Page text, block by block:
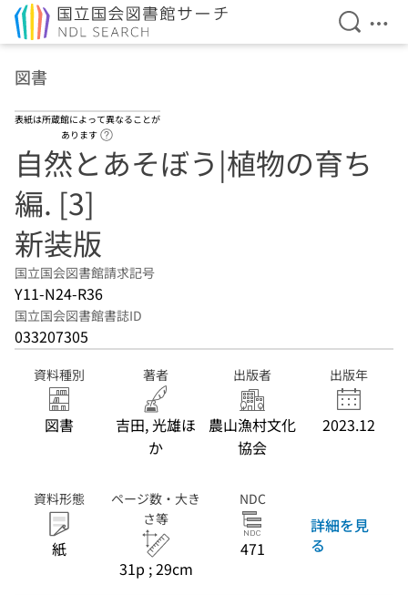
検索を
メ
図書
表紙は所蔵館によって異なることが
あります
自然とあそぼう|植物の育ち
編. [3]
新装版
国立国会図書館請求記号
Y11-N24-R36
国立国会図書館書誌ID
033207305
資料種別
図書
著者
吉田, 光雄ほ
か
出版者
農山漁村文化
協会
出版年
2023.12
資料形態
紙
ページ数・大き
さ等
31p ; 29cm
NDC
471
詳細を見
る